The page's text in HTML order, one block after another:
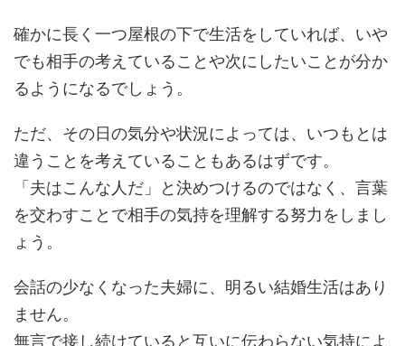
確かに長く一つ屋根の下で生活をしていれば、いや
でも相手の考えていることや次にしたいことが分か
るようになるでしょう。
ただ、その日の気分や状況によっては、いつもとは
違うことを考えていることもあるはずです。
「夫はこんな人だ」と決めつけるのではなく、言葉
を交わすことで相手の気持を理解する努力をしまし
ょう。
会話の少なくなった夫婦に、明るい結婚生活はあり
ません。
無言で接し続けていると互いに伝わらない気持によ